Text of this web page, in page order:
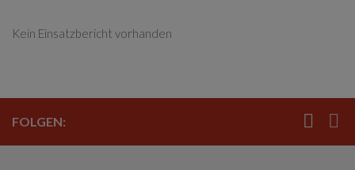
Kein Einsatzbericht vorhanden
FOLGEN: